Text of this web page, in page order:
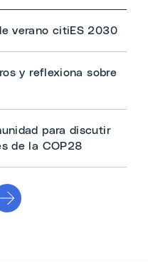
verano citiES 2030
y reflexiona sobre
para discutir
de la COP28